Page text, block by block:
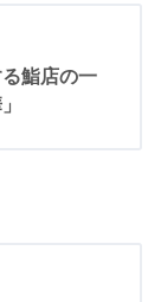
鮨店の一